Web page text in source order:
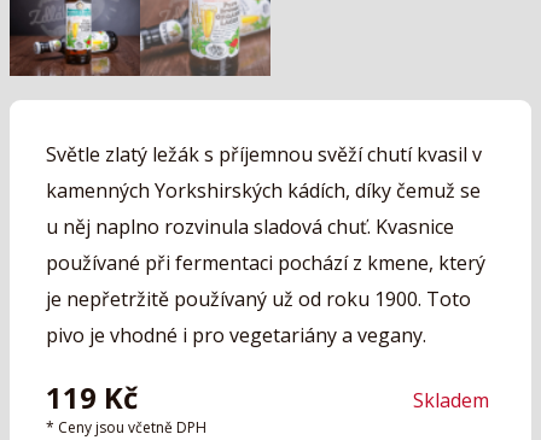
Světle zlatý ležák s příjemnou svěží chutí kvasil v
kamenných Yorkshirských kádích, díky čemuž se
u něj naplno rozvinula sladová chuť. Kvasnice
používané při fermentaci pochází z kmene, který
je nepřetržitě používaný už od roku 1900. Toto
pivo je vhodné i pro vegetariány a vegany.
119 Kč
* Ceny jsou včetně DPH
Skladem